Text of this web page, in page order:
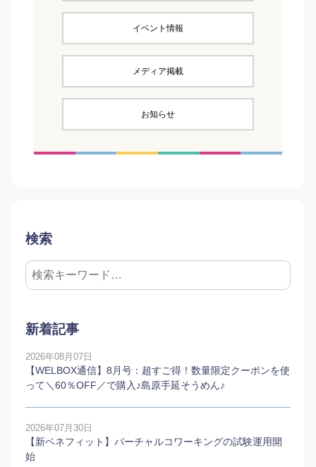
イベント情報
メディア掲載
お知らせ
検索
新着記事
2026年08月07日
【WELBOX通信】8月号：超すご得！数量限定クーポンを使
って＼60％OFF／で購入♪島原手延そうめん♪
2026年07月30日
【新ベネフィット】バーチャルコワーキングの試験運用開
始